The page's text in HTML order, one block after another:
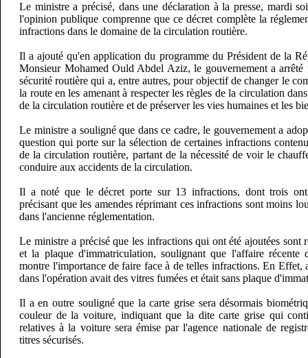
Le ministre a précisé, dans une déclaration à la presse, mardi
l'opinion publique comprenne que ce décret complète la
infractions dans le domaine de la circulation routière.
Il a ajouté qu'en application du programme du Président de la
Monsieur Mohamed Ould Abdel Aziz, le gouvernement a arrêté
sécurité routière qui a, entre autres, pour objectif de changer le
la route en les amenant à respecter les règles de la circulation
de la circulation routière et de préserver les vies humaines et les
Le ministre a souligné que dans ce cadre, le gouvernement a
question qui porte sur la sélection de certaines infractions
de la circulation routière, partant de la nécessité de voir le
conduire aux accidents de la circulation.
Il a noté que le décret porte sur 13 infractions, dont trois ont
précisant que les amendes réprimant ces infractions sont moins
dans l'ancienne réglementation.
Le ministre a précisé que les infractions qui ont été ajoutées sont
et la plaque d'immatriculation, soulignant que l'affaire
montre l'importance de faire face à de telles infractions. En
dans l'opération avait des vitres fumées et était sans plaque
Il a en outre souligné que la carte grise sera désormais
couleur de la voiture, indiquant que la dite carte grise qui
relatives à la voiture sera émise par l'agence nationale de
titres sécurisés.